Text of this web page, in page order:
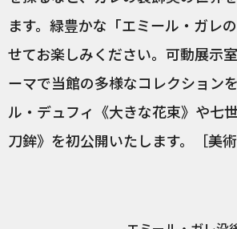
ます。緑豊かな「エミール・ガレ
せてお楽しみください。可動展示
ーマで当館の多様なコレクション
ル・デュフィ《大きな花束》や七
刀鉾》を初公開いたします。［美術